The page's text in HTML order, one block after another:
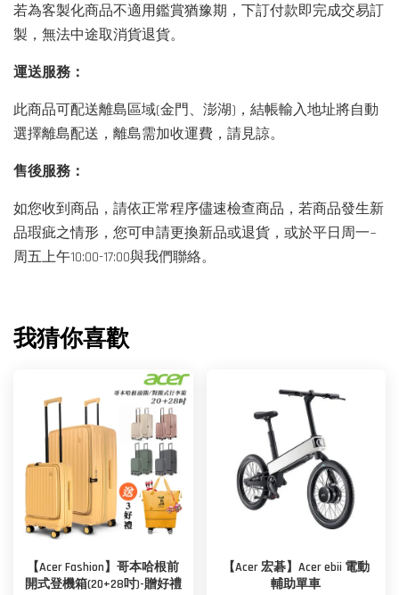
若為客製化商品不適用鑑賞猶豫期，下訂付款即完成交易訂
製，無法中途取消貨退貨。
運送服務：
此商品可配送離島區域(金門、澎湖)，結帳輸入地址將自動
選擇離島配送，離島需加收運費，請見諒。
售後服務：
如您收到商品，請依正常程序儘速檢查商品，若商品發生新
品瑕疵之情形，您可申請更換新品或退貨，或於平日周一~
周五上午10:00-17:00與我們聯絡。
我猜你喜歡
【Acer Fashion】哥本哈根前
開式登機箱(20+28吋)-贈好禮
【Acer 宏碁】Acer ebii 電動
輔助單車